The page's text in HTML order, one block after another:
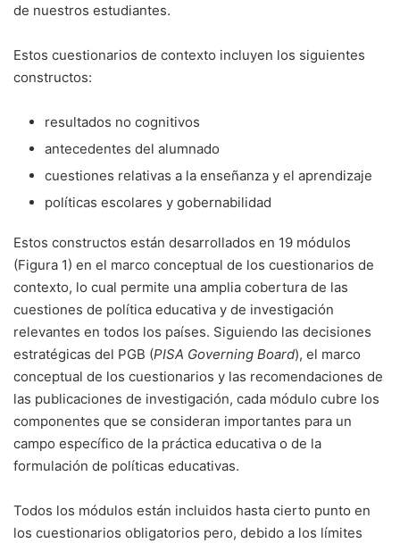
de nuestros estudiantes.
Estos cuestionarios de contexto incluyen los siguientes
constructos:
resultados no cognitivos
antecedentes del alumnado
cuestiones relativas a la enseñanza y el aprendizaje
políticas escolares y gobernabilidad
Estos constructos están desarrollados en 19 módulos
(Figura 1) en el marco conceptual de los cuestionarios de
contexto, lo cual permite una amplia cobertura de las
cuestiones de política educativa y de investigación
relevantes en todos los países. Siguiendo las decisiones
estratégicas del PGB (PISA Governing Board), el marco
conceptual de los cuestionarios y las recomendaciones de
las publicaciones de investigación, cada módulo cubre los
componentes que se consideran importantes para un
campo específico de la práctica educativa o de la
formulación de políticas educativas.
Todos los módulos están incluidos hasta cierto punto en
los cuestionarios obligatorios pero, debido a los límites